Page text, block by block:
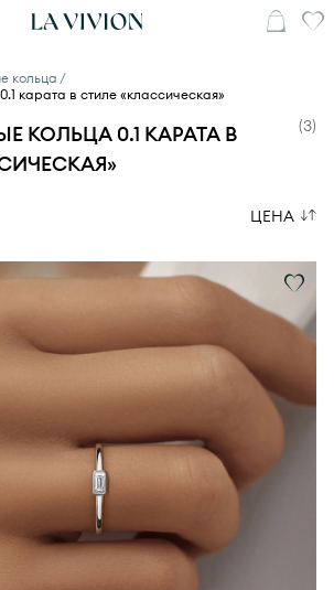
кольца
карата в стиле «классическая»
КОЛЬЦА 0.1 КАРАТА В
(3)
ЦЕНА